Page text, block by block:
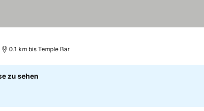
0.1 km bis Temple Bar
zu sehen